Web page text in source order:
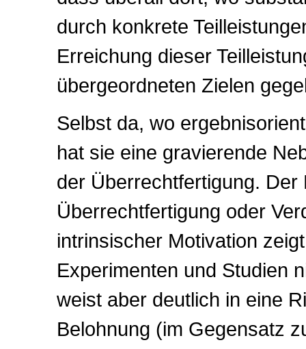
durch konkrete
Erreichung dieser
übergeordneten Zielen
Selbst da, wo
hat sie eine gravierende
der Überrechtfertigung. Der
Überrechtfertigung oder
intrinsischer Motivation
Experimenten und Studien
weist aber deutlich in eine
Belohnung (im Gegensatz